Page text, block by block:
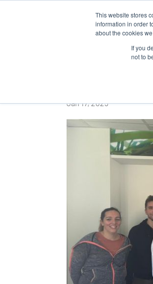
This website stores
information in order
about the cookies
If you
not to
Jan 17, 2025